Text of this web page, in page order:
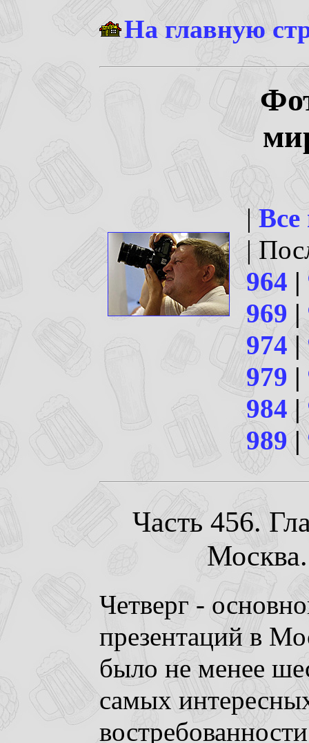
На главную
|
|
964 |
969 |
974|
979 |
984 |
989|
Часть 456.
Четверг -
презентаций в
было не менее
самых